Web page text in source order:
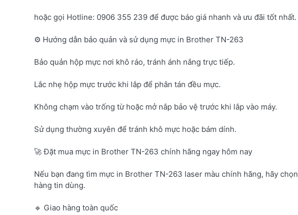
hoặc gọi Hotline: 0906 355 239 để được báo giá nhanh và ưu đãi tốt nhất.
⚙️ Hướng dẫn bảo quản và sử dụng mực in Brother TN-263
Bảo quản hộp mực nơi khô ráo, tránh ánh nắng trực tiếp.
Lắc nhẹ hộp mực trước khi lắp để phân tán đều mực.
Không chạm vào trống từ hoặc mở nắp bảo vệ trước khi lắp vào máy.
Sử dụng thường xuyên để tránh khô mực hoặc bám dính.
🚀 Đặt mua mực in Brother TN-263 chính hãng ngay hôm nay
Nếu bạn đang tìm mực in Brother TN-263 laser màu chính hãng, hãy chọn
hàng tin dùng.
🔹 Giao hàng toàn quốc